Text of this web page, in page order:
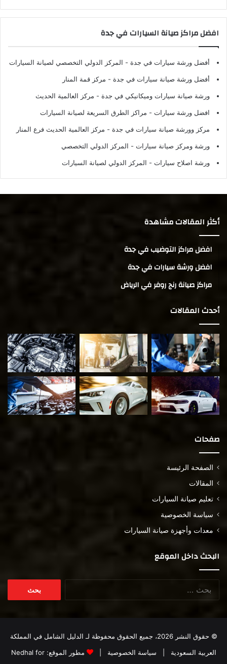
افضل مراكز صيانة السيارات في جدة
أفضل ورشة سيارات في جدة - المركز الدولي التخصصي لصيانة السيارات
أفضل ورشة صيانة سيارات في جدة - مركز قمة المنار
ورشة صيانة سيارات وميكانيكي في جدة - مركز العالمية الحديث
افضل ورشة سيارات - مراكز الطرق السريعة لصيانة السيارات
مركز وورشة صيانة سيارات في جدة - مركز العالمية الحديث فرع المنار
ورشة ومركز صيانة سيارات - المركز الدولي التخصصي
ورشة اصلاح سيارات - المركز الدولي لصيانة السيارات
أكثر المقالات مشاهدة
افضل مراكز التوضيب في جدة
افضل ورشة سيارات في جدة
مراكز صيانة رنج روفر في الرياض
أحدث المقالات
صفحات
الصفحة الرئيسة
المقالات
تعليم صيانة السيارات
سياسة الخصوصية
معدات وأجهزة صيانة السيارات
البحث داخل الموقع
© حقوق النشر 2026، جميع الحقوق محفوظة لـ
الدليل الشامل في المملكة
العربية السعودية
سياسة الخصوصية | مطور الموقع:Nedhal for